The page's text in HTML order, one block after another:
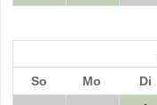
So Mo Di